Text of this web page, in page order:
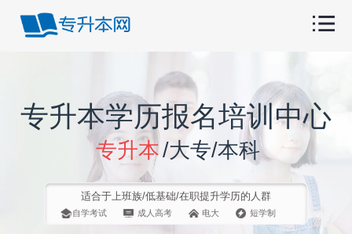
专升本学历报名培训中心
专升本/大专/本科
适合于上班族/低基础/在职提升学历的人群
自学考试 成人高考 电大 短学制